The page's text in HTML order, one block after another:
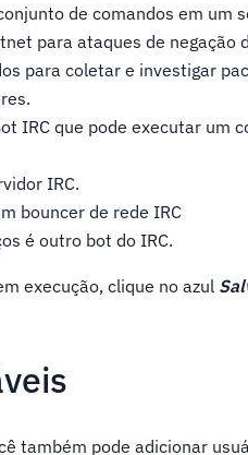
de comandos em um
para ataques de negação
para coletar e investigar
IRC que pode executar um
IRC.
bouncer de rede IRC
é outro bot do IRC.
execução, clique no azul
também pode adicionar